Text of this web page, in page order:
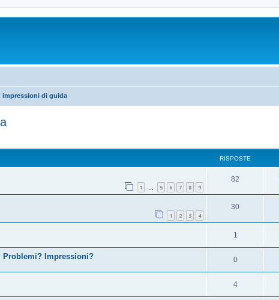
impressioni di guida
RISPOSTE
1 5 6 7 8 9
82
1 2 3 4
30
1
Problemi? Impressioni? 0
4